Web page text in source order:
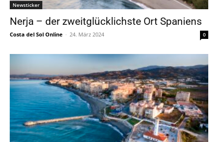
Newsticker
Nerja – der zweitglücklichste Ort Spaniens
Costa del Sol Online - 24. März 2024 0